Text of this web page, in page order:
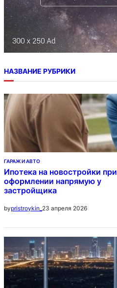
НАЗВАНИЕ РУБРИКИ
ГАРАЖ И АВТО
Ипотека на новостройки при
оформлении напрямую у
застройщика
bypristroykin_ 23 апреля 2026